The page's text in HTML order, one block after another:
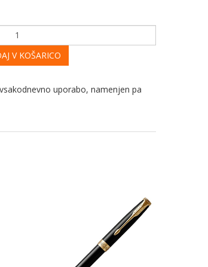
V KOŠARICO
uporabo, namenjen pa